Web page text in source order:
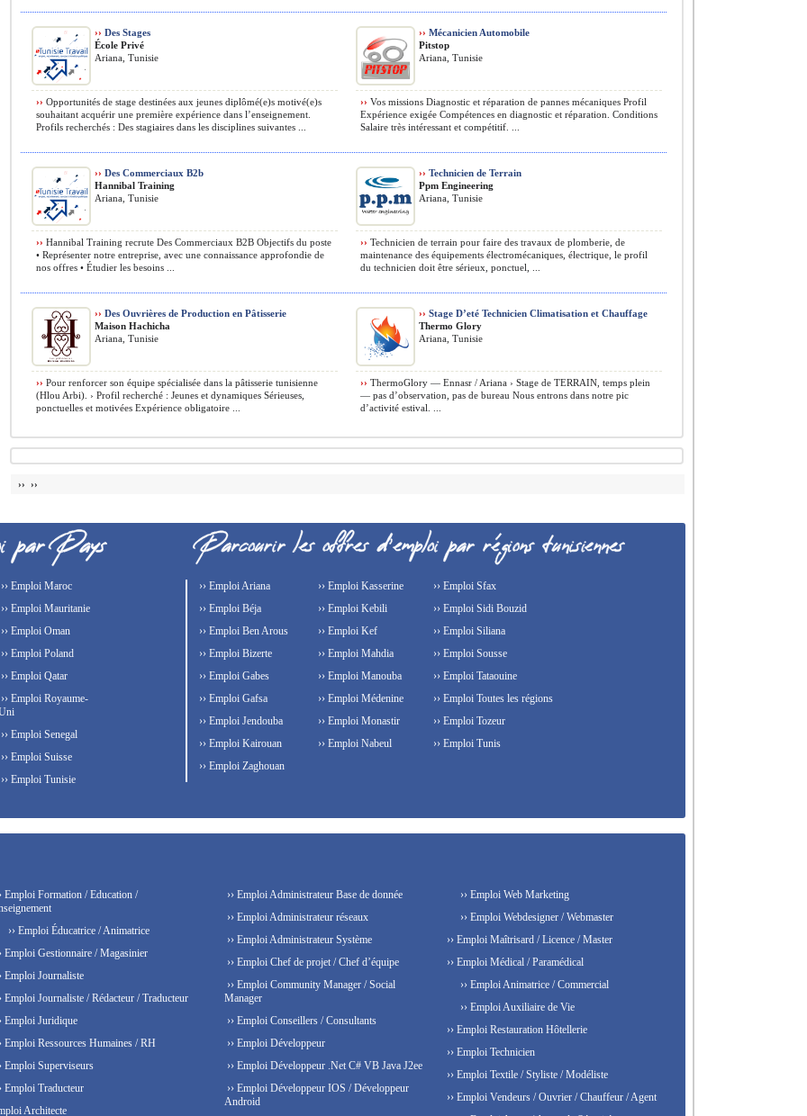
›› Des Stages
École Privé
Ariana, Tunisie
›› Opportunités de stage destinées aux jeunes diplômé(e)s motivé(e)s
souhaitant acquérir une première expérience dans l’enseignement.
Profils recherchés : Des stagiaires dans les disciplines suivantes ...
›› Mécanicien Automobile
Pitstop
Ariana, Tunisie
›› Vos missions Diagnostic et réparation de pannes mécaniques Profil
Expérience exigée Compétences en diagnostic et réparation. Conditions
Salaire très intéressant et compétitif. ...
›› Des Commerciaux B2b
Hannibal Training
Ariana, Tunisie
›› Hannibal Training recrute Des Commerciaux B2B Objectifs du poste
• Représenter notre entreprise, avec une connaissance approfondie de
nos offres • Étudier les besoins ...
›› Technicien de Terrain
Ppm Engineering
Ariana, Tunisie
›› Technicien de terrain pour faire des travaux de plomberie, de
maintenance des équipements électromécaniques, électrique, le profil
du technicien doit être sérieux, ponctuel, ...
›› Des Ouvrières de Production en Pâtisserie
Maison Hachicha
Ariana, Tunisie
›› Pour renforcer son équipe spécialisée dans la pâtisserie tunisienne
(Hlou Arbi). › Profil recherché : Jeunes et dynamiques Sérieuses,
ponctuelles et motivées Expérience obligatoire ...
›› Stage D’eté Technicien Climatisation et Chauffage
Thermo Glory
Ariana, Tunisie
›› ThermoGlory — Ennasr / Ariana › Stage de TERRAIN, temps plein
— pas d’observation, pas de bureau Nous entrons dans notre pic
d’activité estival. ...
›› ››
›› Emploi Maroc
›› Emploi Mauritanie
›› Emploi Oman
›› Emploi Poland
›› Emploi Qatar
›› Emploi Royaume-
›› Emploi Senegal
›› Emploi Suisse
›› Emploi Tunisie
›› Emploi Ariana
›› Emploi Béja
›› Emploi Ben Arous
›› Emploi Bizerte
›› Emploi Gabes
›› Emploi Gafsa
›› Emploi Jendouba
›› Emploi Kairouan
›› Emploi Kasserine
›› Emploi Kebili
›› Emploi Kef
›› Emploi Mahdia
›› Emploi Manouba
›› Emploi Médenine
›› Emploi Monastir
›› Emploi Nabeul
›› Emploi Sfax
›› Emploi Sidi Bouzid
›› Emploi Siliana
›› Emploi Sousse
›› Emploi Tataouine
›› Emploi Toutes les régions
›› Emploi Tozeur
›› Emploi Tunis
›› Emploi Zaghouan
Emploi Formation / Education /
›› Emploi Éducatrice / Animatrice
Emploi Gestionnaire / Magasinier
Emploi Journaliste
Emploi Journaliste / Rédacteur / Traducteur
Emploi Juridique
Emploi Ressources Humaines / RH
Emploi Superviseurs
Emploi Traducteur
Architecte
›› Emploi Administrateur Base de donnée
›› Emploi Administrateur réseaux
›› Emploi Administrateur Système
›› Emploi Chef de projet / Chef d’équipe
›› Emploi Community Manager / Social
Manager
›› Emploi Conseillers / Consultants
›› Emploi Développeur
›› Emploi Développeur .Net C# VB Java J2ee
›› Emploi Développeur IOS / Développeur
Android
›› Emploi Web Marketing
›› Emploi Webdesigner / Webmaster
›› Emploi Maîtrisard / Licence / Master
›› Emploi Médical / Paramédical
›› Emploi Animatrice / Commercial
›› Emploi Auxiliaire de Vie
›› Emploi Restauration Hôtellerie
›› Emploi Technicien
›› Emploi Textile / Styliste / Modéliste
›› Emploi Vendeurs / Ouvrier / Chauffeur / Agent